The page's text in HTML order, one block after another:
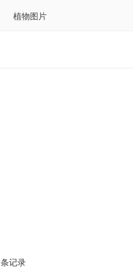
植物图片
条记录